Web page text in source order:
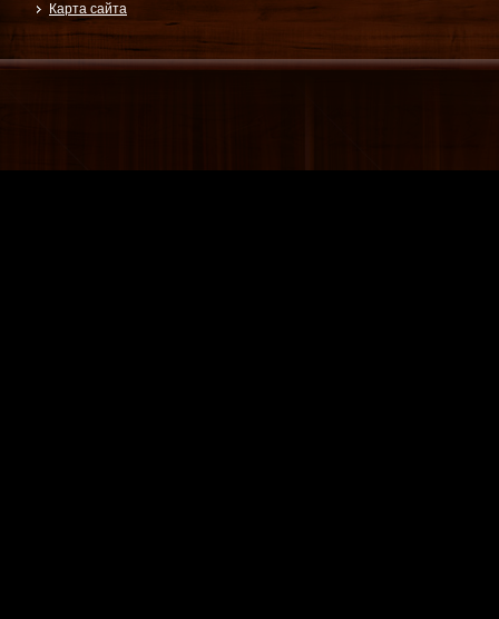
Карта сайта